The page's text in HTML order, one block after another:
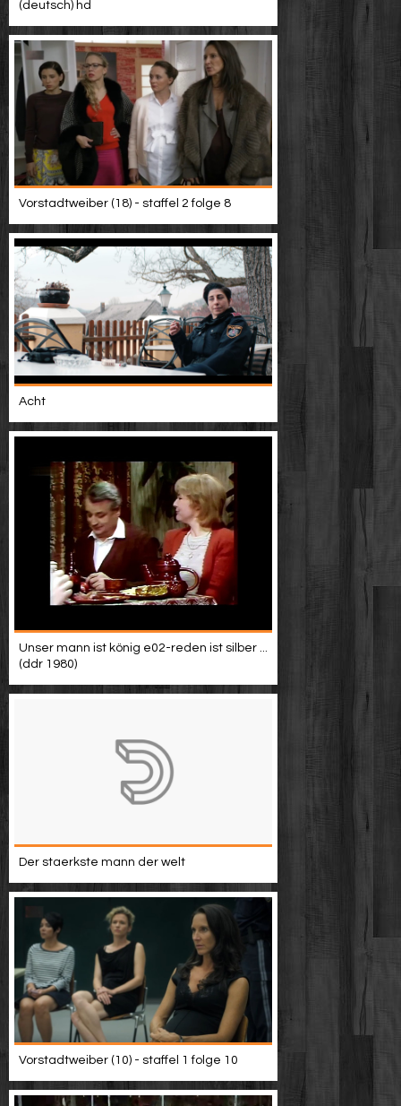
(deutsch) hd
Vorstadtweiber (18) - staffel 2 folge 8
Acht
Unser mann ist könig e02-reden ist silber ...
(ddr 1980)
Der staerkste mann der welt
Vorstadtweiber (10) - staffel 1 folge 10